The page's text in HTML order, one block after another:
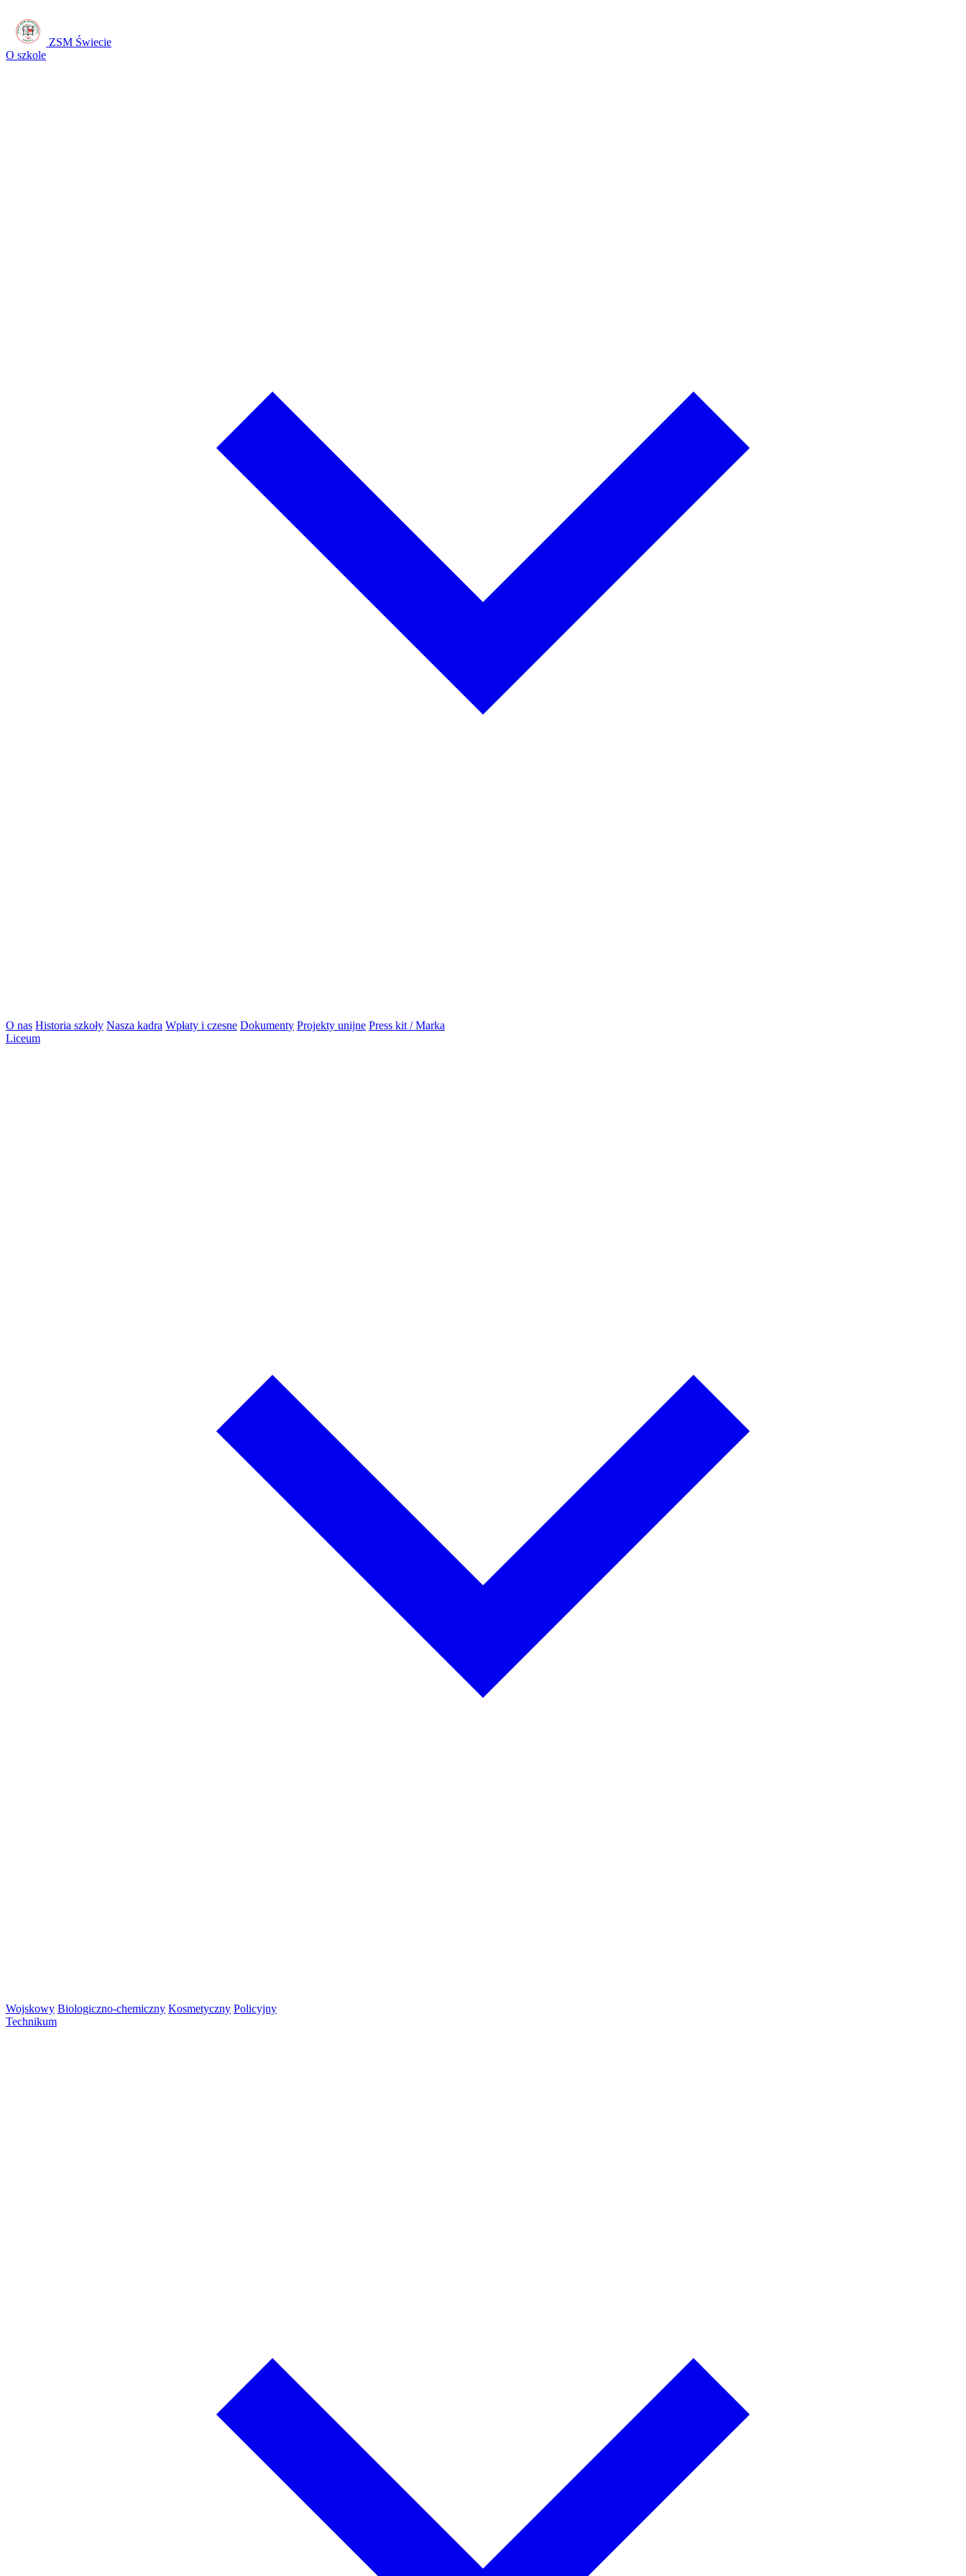
ZSM Świecie
O szkole
O nas Historia szkoły Nasza kadra Wpłaty i czesne Dokumenty Projekty unijne Press kit / Marka
Liceum
Wojskowy Biologiczno-chemiczny Kosmetyczny Policyjny
Technikum